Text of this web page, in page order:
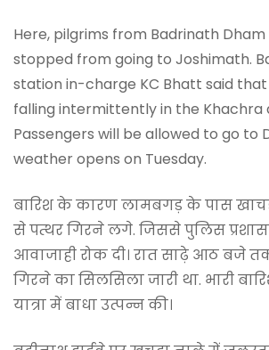
Here, pilgrims from Badrinath
stopped from going to Joshimath.
station in-charge KC Bhatt said
falling intermittently in the Khachra
Passengers will be allowed to go to
weather opens on Tuesday.
बारिश के कारण लामबगड़ के पास
से पत्थर गिरने लगे. जिससे पुलिस
आवाजाही रोक दी। रात साढ़े आठ बजे
गिरने का सिलसिला जारी था. भारी
यात्रा में बाधा उत्पन्न की।